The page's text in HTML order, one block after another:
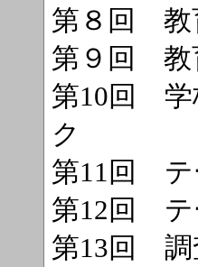
第８回 教
第９回 教
第10回 学
ク
第11回 テ
第12回 テ
第13回 調